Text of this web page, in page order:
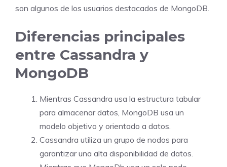
son algunos de los usuarios destacados de MongoDB.
Diferencias principales
entre Cassandra y
MongoDB
Mientras Cassandra usa la estructura tabular
para almacenar datos, MongoDB usa un
modelo objetivo y orientado a datos.
Cassandra utiliza un grupo de nodos para
garantizar una alta disponibilidad de datos.